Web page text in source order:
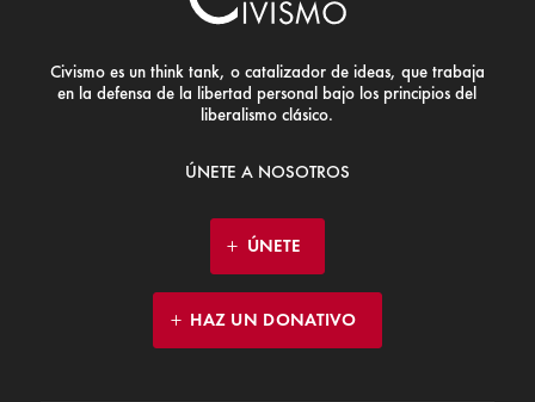
Civismo es un think tank, o catalizador de ideas, que trabaja
en la defensa de la libertad personal bajo los principios del
liberalismo clásico.
ÚNETE A NOSOTROS
ÚNETE
HAZ UN DONATIVO